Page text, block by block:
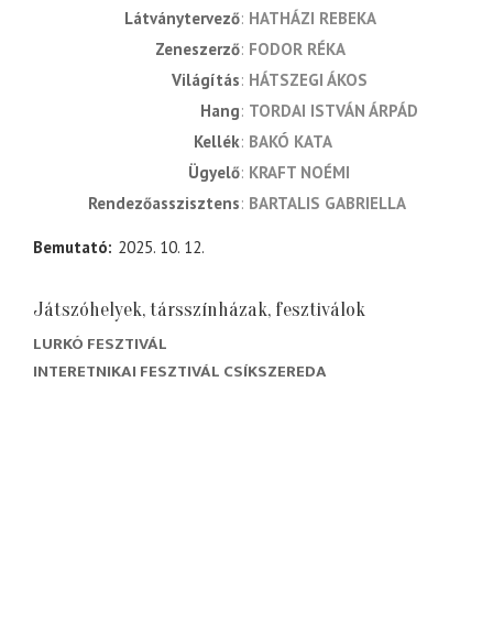
látványtervező HATHÁZI REBEKA
zeneszerző FODOR RÉKA
világítás HÁTSZEGI ÁKOS
hang TORDAI ISTVÁN ÁRPÁD
kellék BAKÓ KATA
ügyelő KRAFT NOÉMI
rendezőasszisztens BARTALIS GABRIELLA
Bemutató 2025. 10. 12.
Játszóhelyek, társszínházak, fesztiválok
LURKÓ FESZTIVÁL
INTERETNIKAI FESZTIVÁL CSÍKSZEREDA